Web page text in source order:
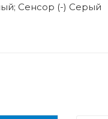
Сенсор (-) Серый